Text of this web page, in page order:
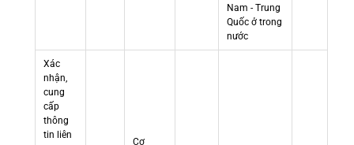
Nam - Trung
Quốc ở trong
nước
Xác
nhận,
cung
cấp
thông
tin liên
Cơ